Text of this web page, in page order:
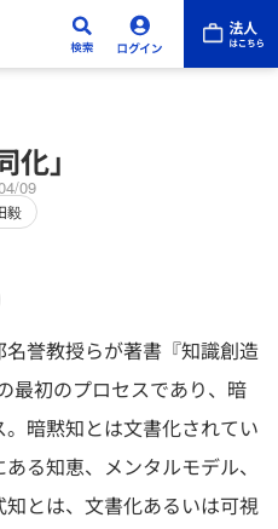
」
09
毅
誉教授らが著書『知識創造
最初のプロセスであり、暗
暗黙知とは文書化されてい
る知恵、メンタルモデル、
とは、文書化あるいは可視